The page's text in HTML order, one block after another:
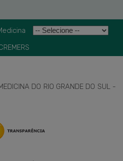
DO RIO GRANDE DO SUL -